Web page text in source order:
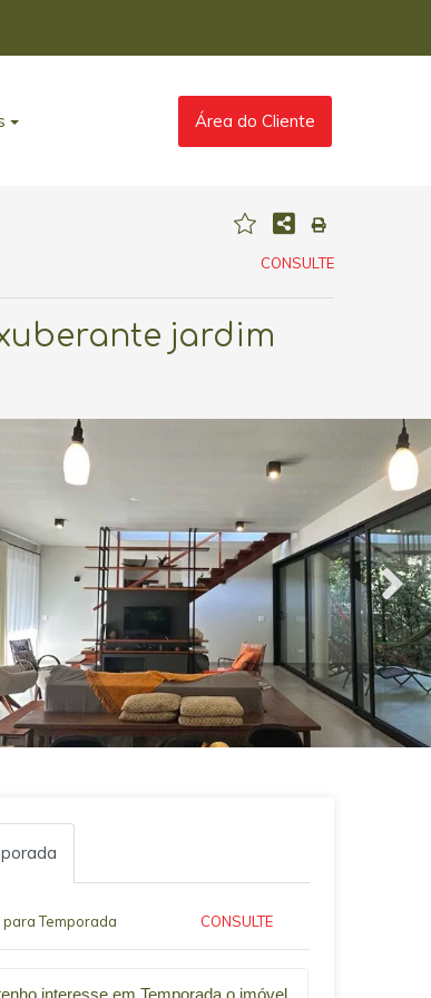
Área do Cliente
CONSULTE
jardim
Temporada CONSULTE